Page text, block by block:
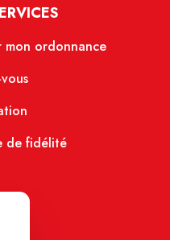
mon ordonnance
de fidélité